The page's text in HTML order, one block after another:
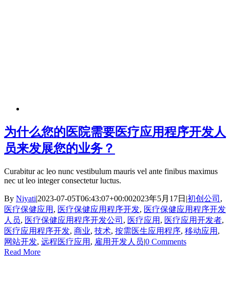
为什么您的医院需要医疗应用程序开发人
员来发展您的业务？
Curabitur ac leo nunc vestibulum mauris vel ante finibus maximus
nec ut leo integer consectetur luctus.
By Niyati|2023-07-05T06:43:07+00:002023年5月17日 |初创公司 ,
医疗保健应用 , 医疗保健应用程序开发, 医疗保健应用程序开发
人员, 医疗保健应用程序开发公司 , 医疗应用 , 医疗应用开发者,
医疗应用程序开发, 商业, 技术, 按需医生应用程序, 移动应用 ,
网站开发, 远程医疗应用 , 雇用开发人员|0 Comments
Read More